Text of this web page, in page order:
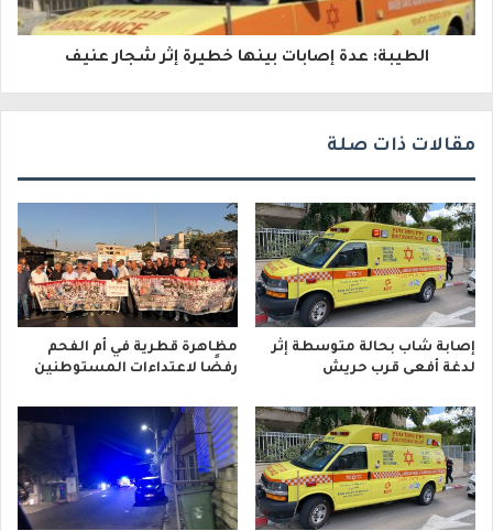
و
الطيبة: عدة إصابات بينها خطيرة إثر شجار عنيف
مقالات ذات صلة
إصابة شاب بحالة متوسطة إثر
لدغة أفعى قرب حريش
مظاهرة قطرية في أم الفحم
رفضًا لاعتداءات المستوطنين